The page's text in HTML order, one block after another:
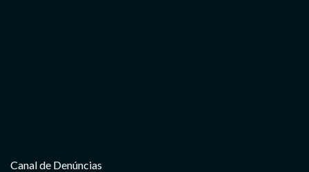
Canal de Denúncias